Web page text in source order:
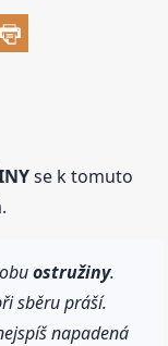
se k tomuto
ostružiny.
sběru práší.
napadená